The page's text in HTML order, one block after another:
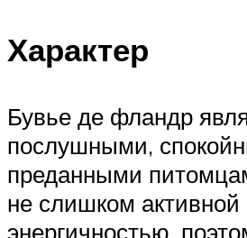
Характер
Бувье де фландр
послушными,
преданными
не слишком активной
энергичностью,